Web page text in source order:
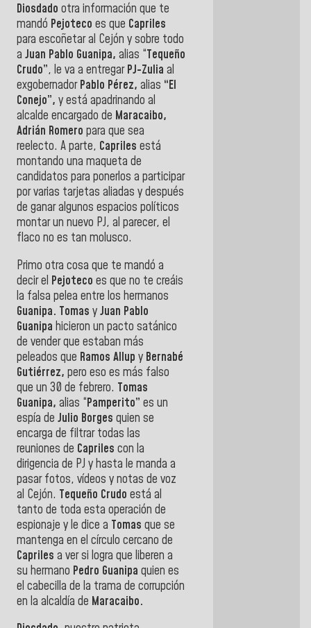
Diosdado otra información que te
mandó Pejoteco es que Capriles
para escoñetar al Cejón y sobre todo
a Juan Pablo Guanipa, alias “Tequeño
Crudo”, le va a entregarPJ-Zulia al
exgobernadorPablo Pérez, alias “El
Conejo”, y está apadrinando al
alcalde encargado de Maracaibo,
Adrián Romero para que sea
reelecto. A parte, Capriles está
montando una maqueta de
candidatos para ponerlos a participar
por varias tarjetas aliadas y después
de ganar algunos espacios políticos
montar un nuevo PJ, al parecer, el
flaco no es tan molusco.
Primo otra cosa que te mandó a
decir el Pejoteco es que no te creáis
la falsa pelea entre los hermanos
Guanipa. Tomas yJuan Pablo
Guanipa hicieron un pacto satánico
de vender que estaban más
peleados que Ramos Allup y Bernabé
Gutiérrez, pero eso es más falso
que un 30 de febrero. Tomas
Guanipa, alias “Pamperito” es un
espía de Julio Borges quien se
encarga de filtrar todas las
reuniones de Capriles con la
dirigencia de PJ y hasta le manda a
pasar fotos, vídeos y notas de voz
al Cejón. Tequeño Crudo está al
tanto de toda esta operación de
espionaje y le dice a Tomas que se
mantenga en el círculo cercano de
Capriles a ver si logra que liberen a
su hermano Pedro Guanipa quien es
el cabecilla de la trama de corrupción
en la alcaldía de Maracaibo.